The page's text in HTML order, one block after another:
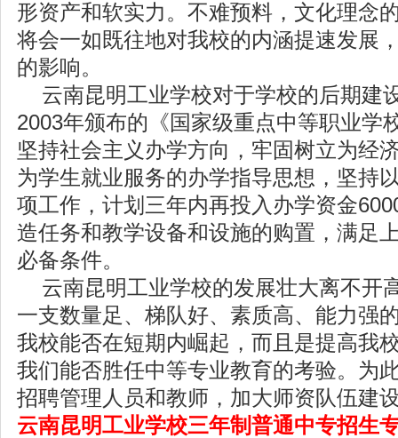
形资产和软实力。不难预料，文化理念
将会一如既往地对我校的内涵提速发展
的影响。
云南昆明工业学校对于学校的后期建
2003年颁布的《国家级重点中等职业学
坚持社会主义办学方向，牢固树立为经
为学生就业服务的办学指导思想，坚持
项工作，计划三年内再投入办学资金
造任务和教学设备和设施的购置，满足
必备条件。
云南昆明工业学校的发展壮大离不开
一支数量足、梯队好、素质高、能力强
我校能否在短期内崛起，而且是提高我
我们能否胜任中等专业教育的考验。为
招聘管理人员和教师，加大师资队伍建
云南昆明工业学校三年制普通中专招生